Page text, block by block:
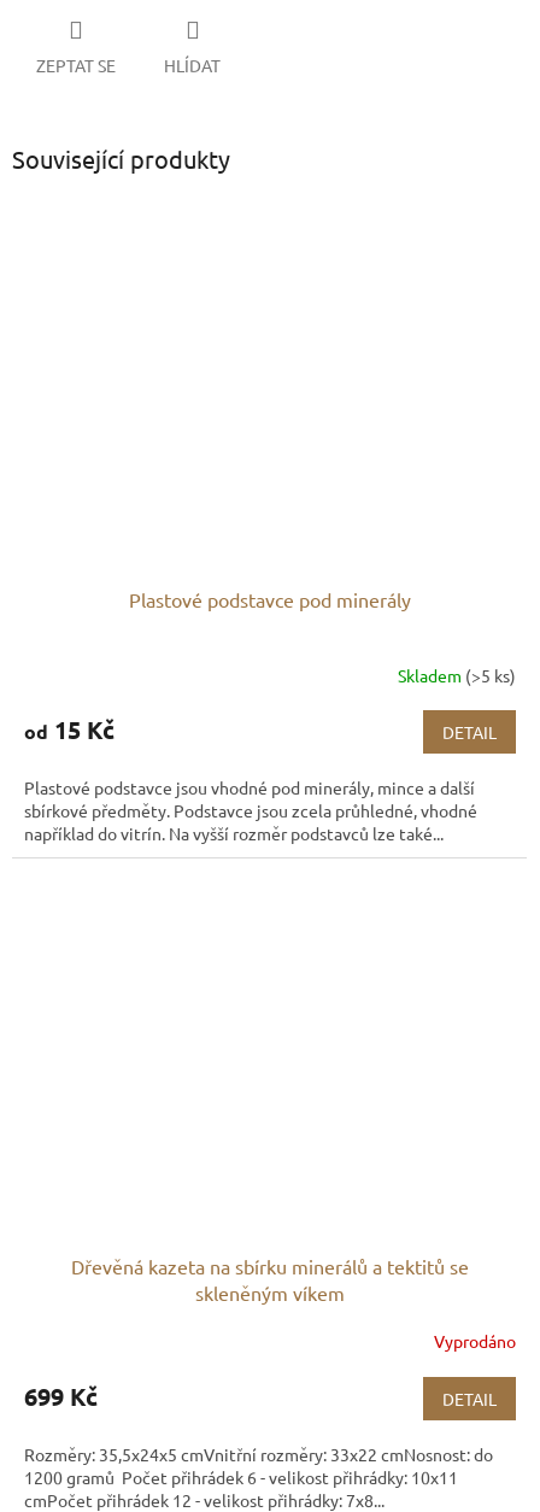
ZEPTAT SE HLÍDAT
Související produkty
Plastové podstavce pod minerály
Skladem (>5 ks)
od 15 Kč DETAIL
Plastové podstavce jsou vhodné pod minerály, mince a další
sbírkové předměty. Podstavce jsou zcela průhledné, vhodné
například do vitrín. Na vyšší rozměr podstavců lze také...
Dřevěná kazeta na sbírku minerálů a tektitů se
skleněným víkem
Vyprodáno
699 Kč DETAIL
Rozměry: 35,5x24x5 cmVnitřní rozměry: 33x22 cmNosnost: do
1200 gramů Počet přihrádek 6 - velikost přihrádky: 10x11
cmPočet přihrádek 12 - velikost přihrádky: 7x8...